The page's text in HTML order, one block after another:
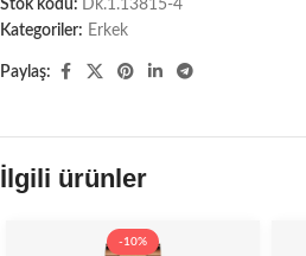
Stok kodu: Dk.1.13815-4
Kategoriler: Erkek
Paylaş:
İlgili ürünler
-10%